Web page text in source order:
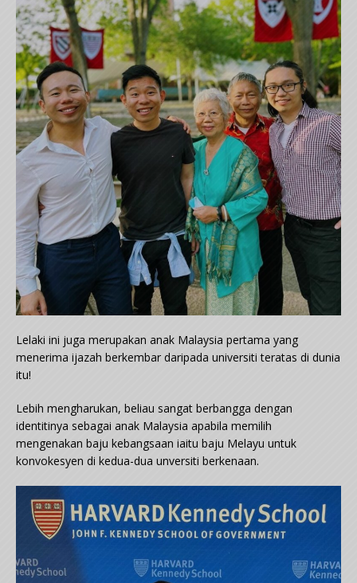
Lelaki ini juga merupakan anak Malaysia pertama yang
menerima ijazah berkembar daripada universiti teratas di dunia
itu!
Lebih mengharukan, beliau sangat berbangga dengan
identitinya sebagai anak Malaysia apabila memilih
mengenakan baju kebangsaan iaitu baju Melayu untuk
konvokesyen di kedua-dua unversiti berkenaan.